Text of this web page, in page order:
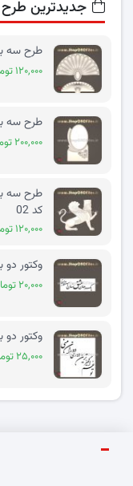
جدیدترین
طرح سه
۱۲۰,۰۰۰ تومان
طرح سه
۲۰۰,۰۰۰ تومان
طرح سه
کد 02
۱۲۰,۰۰۰ تومان
وکتور دو
۲۰,۰۰۰ تومان
وکتور دو
۲۵,۰۰۰ تومان